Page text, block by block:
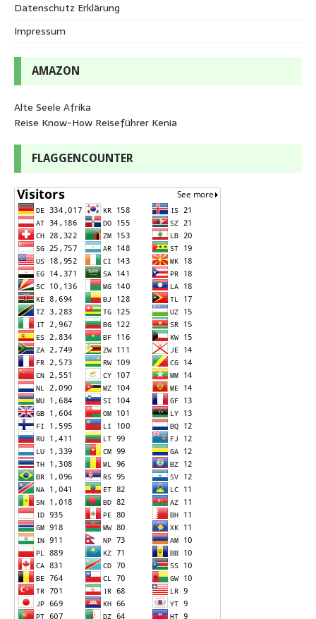
Datenschutz Erklärung
Impressum
AMAZON
Alte Seele Afrika
Reise Know-How Reiseführer Kenia
FLAGGENCOUNTER